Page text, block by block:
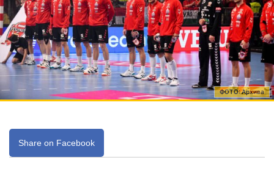
ФОТО: Архива
Share on Facebook